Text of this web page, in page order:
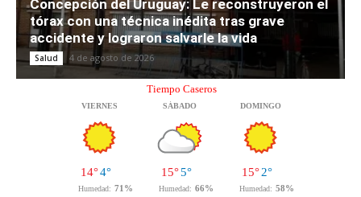
Concepción del Uruguay: Le reconstruyeron el
tórax con una técnica inédita tras grave
accidente y lograron salvarle la vida
Salud 4 de agosto de 2026